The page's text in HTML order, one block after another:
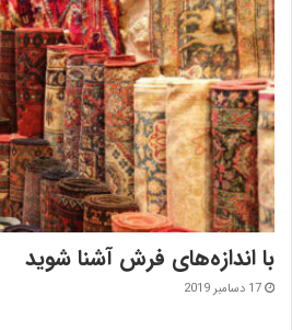
با اندازه‌‌های فرش آشنا شوید
17 دسامبر 2019